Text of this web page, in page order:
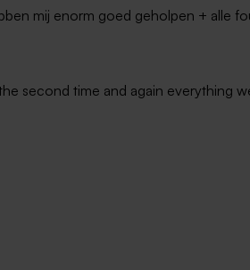
mij enorm goed geholpen + alle
second time and again everything